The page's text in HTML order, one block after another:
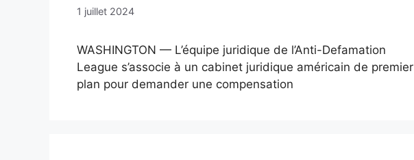
1 juillet 2024
WASHINGTON — L’équipe juridique de l’Anti-Defamation
League s’associe à un cabinet juridique américain de premier
plan pour demander une compensation